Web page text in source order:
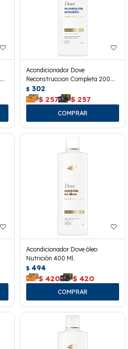
Acondicionador Dove
Reconstruccion Completa 200
Ml.
$ 302
$ 257 $ 257
Acondicionador Dove óleo
Nutrición 400 Ml.
$ 494
$ 420 $ 420